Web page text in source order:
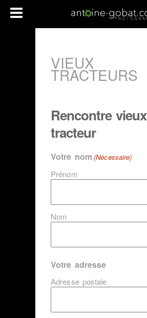
VIEUX
TRACTEURS
Rencontre vieux
tracteur
Votre nom (Nécessaire)
Prénom
Nom
Votre adresse
Adresse postale